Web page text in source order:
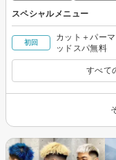
スペシャルメニュー
初回
カット＋パー
ッドスパ無料
すべて